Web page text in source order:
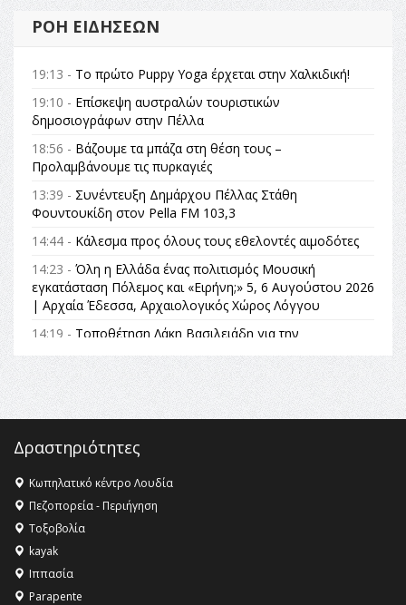
ΡΟΉ ΕΙΔΉΣΕΩΝ
19:13 - Το πρώτο Puppy Yoga έρχεται στην Χαλκιδική!
19:10 - Επίσκεψη αυστραλών τουριστικών
δημοσιογράφων στην Πέλλα
18:56 - Βάζουμε τα μπάζα στη θέση τους –
Προλαμβάνουμε τις πυρκαγιές
13:39 - Συνέντευξη Δημάρχου Πέλλας Στάθη
Φουντουκίδη στον Pella FM 103,3
14:44 - Κάλεσμα προς όλους τους εθελοντές αιμοδότες
14:23 - Όλη η Ελλάδα ένας πολιτισμός Μουσική
εγκατάσταση Πόλεμος και «Ειρήνη;» 5, 6 Αυγούστου 2026
| Αρχαία Έδεσσα, Αρχαιολογικός Χώρος Λόγγου
14:19 - Τοποθέτηση Λάκη Βασιλειάδη για την
Αναθεώρηση του Συντάγματος: «Σε τέτοιες κορυφαίες
θεσμικές διαδικασίες υπάρχει μόνο η ευθύνη απέναντι
στις επόμενες γενιές»
16:35 -Το πρόγραμμα του ΠΑΟΚ στον δεύτερο γύρο του
16:27 - Όλυμπος: Εντάχθηκε στον Κατάλογο Παγκόσμιας
Κληρονομιάς της UNESCO – Ομόφωνη η απόφαση Ο
Όλυμπος αναγνωρίστηκε ως φυσικό και πολιτιστικό
αγαθό εξέχουσας οικουμενικής αξίας για την
ανθρωπότητα
16:18 -
ΣΤΗΝ ΕΔΕΣΣΑ
Δραστηριότητες
Κωπηλατικό κέντρο Λουδία
Πεζοπορεία - Περιήγηση
Τοξοβολία
kayak
Ιππασία
Parapente